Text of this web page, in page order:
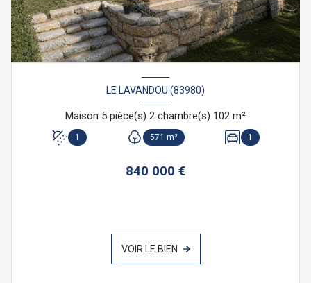
LE LAVANDOU (83980)
Maison 5 pièce(s) 2 chambre(s) 102 m²
1 571 m² 1
840 000 €
VOIR LE BIEN